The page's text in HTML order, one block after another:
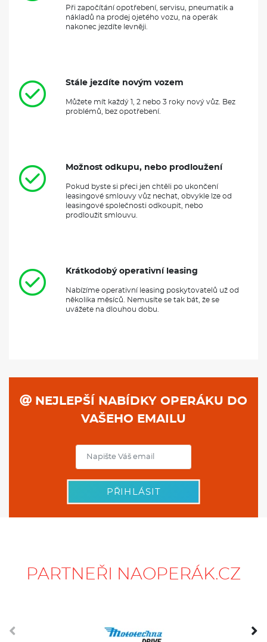
Při započítání opotřebení, servisu, pneumatik a
nákladů na prodej ojetého vozu, na operák
nakonec jezdíte levněji.
Stále jezdíte novým vozem
Můžete mít každý 1, 2 nebo 3 roky nový vůz. Bez
problémů, bez opotřebení.
Možnost odkupu, nebo prodloužení
Pokud byste si přeci jen chtěli po ukončení
leasingové smlouvy vůz nechat, obvykle lze od
leasingové společnosti odkoupit, nebo
prodloužit smlouvu.
Krátkodobý operativní leasing
Nabízíme operativní leasing poskytovatelů už od
několika měsíců. Nemusíte se tak bát, že se
uvážete na dlouhou dobu.
NEJLEPŠÍ NABÍDKY OPERÁKU DO
VAŠEHO EMAILU
PŘIHLÁSIT
PARTNEŘI NAOPERÁK.CZ